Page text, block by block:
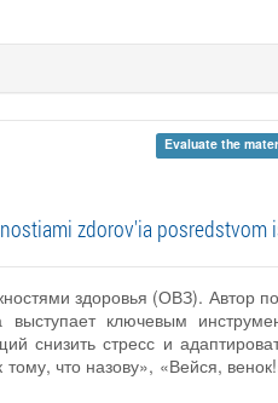
Evaluate the
zdorov'ia posredstvom
здоровья (ОВЗ). Автор
ключевым
снизить стресс и
что назову», «Вейся,